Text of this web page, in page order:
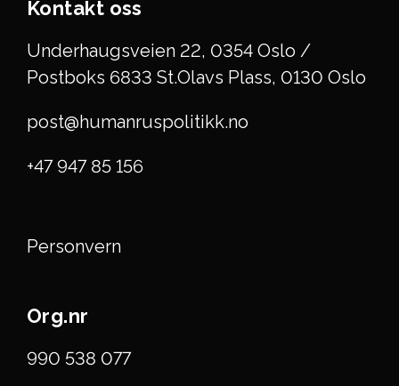
Kontakt oss
Underhaugsveien 22, 0354 Oslo /
Postboks 6833 St.Olavs Plass, 0130 Oslo
post@humanruspolitikk.no
+47 947 85 156
Personvern
Org.nr
990 538 077